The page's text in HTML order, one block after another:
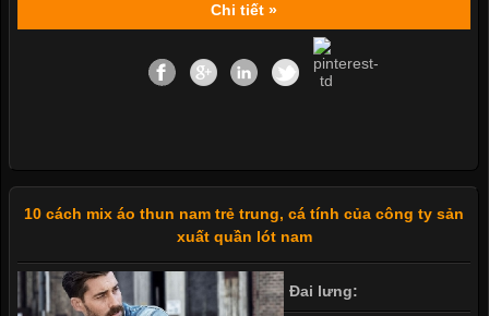
Chi tiết »
10 cách mix áo thun nam trẻ trung, cá tính của công ty sản
xuất quần lót nam
Đai lưng: